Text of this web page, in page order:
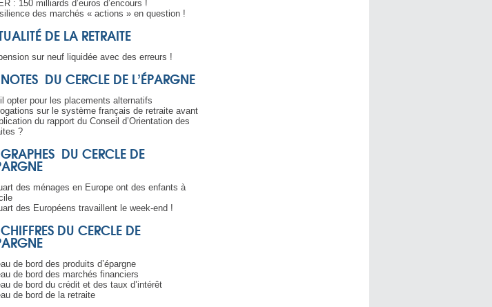
: 150 milliards d’euros d’encours !
des marchés « actions » en question !
DE LA RETRAITE
sur neuf liquidée avec des erreurs !
NOTES DU CERCLE DE L’ÉPARGNE
opter pour les placements alternatifs
sur le système français de retraite avant
du rapport du Conseil d’Orientation des
?
GRAPHES DU CERCLE DE
des ménages en Europe ont des enfants à
des Européens travaillent le week-end !
DU CERCLE DE
de bord des produits d’épargne
de bord des marchés financiers
de bord du crédit et des taux d’intérêt
de bord de la retraite